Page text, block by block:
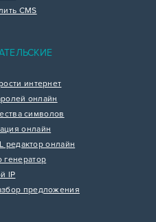
CMS
интернет
онлайн
символов
онлайн
редактор онлайн
генератор
IP
предложения